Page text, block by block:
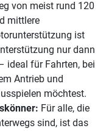
von meist rund 120
mittlere
ist
nur dann
ideal für Fahrten, bei
Antrieb und
möchtest.
Für alle, die
sind, ist das